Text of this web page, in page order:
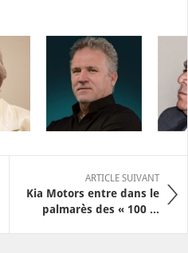
ARTICLE SUIVANT
Kia Motors entre dans le
palmarès des « 100 ...